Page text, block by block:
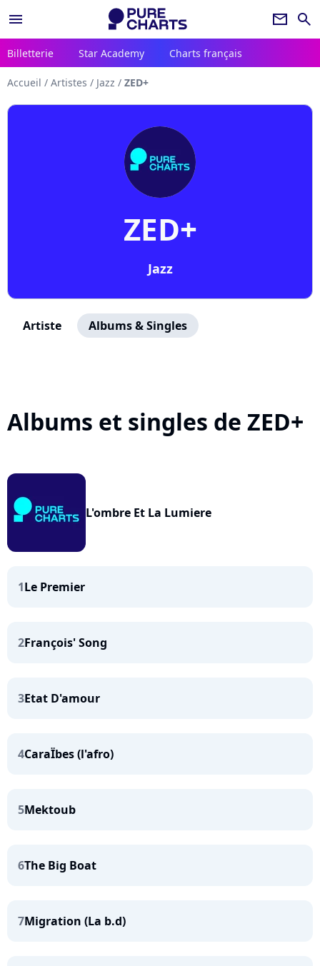
menu newsletter search
Billetterie Star Academy Charts français
Accueil / Artistes / Jazz / ZED+
ZED+
Jazz
Artiste Albums & Singles
Albums et singles de ZED+
L'ombre Et La Lumiere
1Le Premier
2François' Song
3Etat D'amour
4CaraÏbes (l'afro)
5Mektoub
6The Big Boat
7Migration (La b.d)